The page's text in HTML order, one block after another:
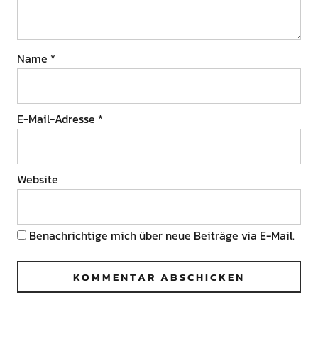
Name *
E-Mail-Adresse *
Website
Benachrichtige mich über neue Beiträge via E-Mail.